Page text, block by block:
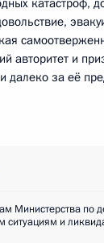
катастроф,
авторитет и
далеко за её
Министерства по
и